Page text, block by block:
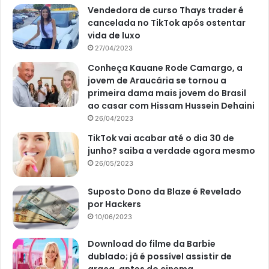
Reportagem sobre combo do mau-olhado – Foto: Reprodução site
Abril
O plantio e a manutenção da arruda são simples. De modo
que essa planta ama o contato direto com a luz. Ou seja, o
melhor local para manter essa espécie é perto de janelas
ou, ainda, nas varandas e quintais. Além disso, a rega deve
ser realizada apenas em períodos quentes. Uma outra
observação sobre essa planta é que, se criada na sombra
e meia luz, as suas flores poderão não aparecer.
Vendedora de curso Thays trader é
cancelada no TikTok após ostentar
vida de luxo
27/04/2023
Conheça Kauane Rode Camargo, a
jovem de Araucária se tornou a
primeira dama mais jovem do Brasil
ao casar com Hissam Hussein Dehaini
26/04/2023
TikTok vai acabar até o dia 30 de
junho? saiba a verdade agora mesmo
26/05/2023
Suposto Dono da Blaze é Revelado
por Hackers
10/06/2023
Download do filme da Barbie
dublado; já é possível assistir de